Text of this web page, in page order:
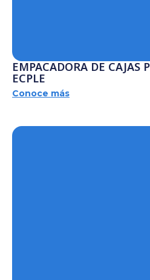
EMPACADORA DE CAJAS
ECPLE
Conoce más